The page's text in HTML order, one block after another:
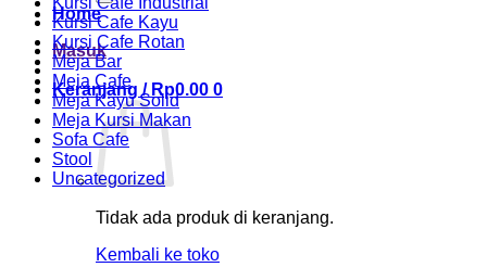
Home
Masuk
Keranjang / Rp0.00 0
Tidak ada produk di keranjang.
Kembali ke toko
Kursi Cafe Kayu
Kursi Cafe Rotan
Meja Bar
Meja Cafe
Meja Kayu Solid
Meja Kursi Makan
Sofa Cafe
Stool
Uncategorized